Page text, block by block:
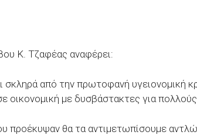
Κ. Τζαφέας αναφέρει:
σκληρά από την πρωτοφανή υγειονομική
οικονομική με δυσβάστακτες για πολλούς
προέκυψαν θα τα αντιμετωπίσουμε